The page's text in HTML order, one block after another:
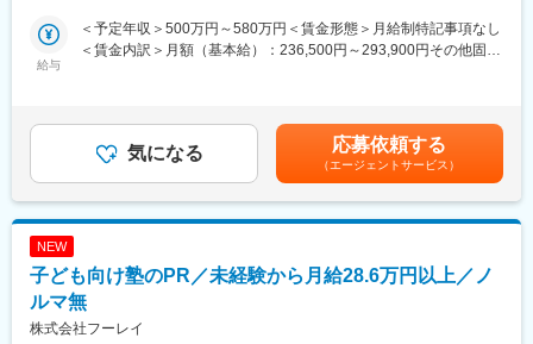
阪府)、清水五条駅、烏丸駅、十条駅(京都府・近鉄線)、桃山駅、
猿猴橋町駅、的場町駅、横川一丁目駅、県庁前駅(広島県)、九品寺
奈良県、広島県、福岡県、熊本県、沖縄県」
という方でも大歓迎です！】
＜＜業務内容＞＞
介護福祉士/保育士/医療秘書/歯科アシスタント/スポーツインスト
ラクター/ウェディングプランナー/美容師/ネイリスト/栄養士/調理
生徒たちが在籍している学校に勤務。生徒の「夢」を叶えるため
に、クラス担任として以下の業務をお任せします。
【教務】＊実務の指導は専門の講師が担当します
●クラス担任、HR(連絡事項の共有、出欠管理、生徒面談など)
給与
＜予定年収＞500万円～580万円＜賃金形態＞月給制特記事項なし
＜賃金内訳＞月額（基本給）：236,500円～293,900円その他固定
ル年収例年収610万円～／リーダー1年目年収690万円～／サブマ
ネージャー1年目※全国転勤に伴う広域転勤手当の支給がございま
す（月額40,300～51,500円）賃金はあくまでも目安の金額であ
り、選考を通じて上下する可能性があります。月給(月額)は固定手
当を含めた表記です。
気になる 応募依頼する
（エージェントサービス）
NEW
子ども向け塾のPR／未経験から月給28.6万円以上／ノ
ルマ無
株式会社フーレイ